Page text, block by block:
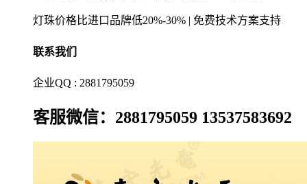
灯珠价格比进口品牌低20%-30% | 免费技术方案支持
联系我们
企业QQ : 2881795059
客服微信：2881795059 13537583692